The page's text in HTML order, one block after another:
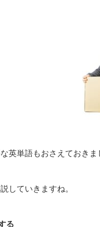
英単語もおさえておきま
していきますね。
る